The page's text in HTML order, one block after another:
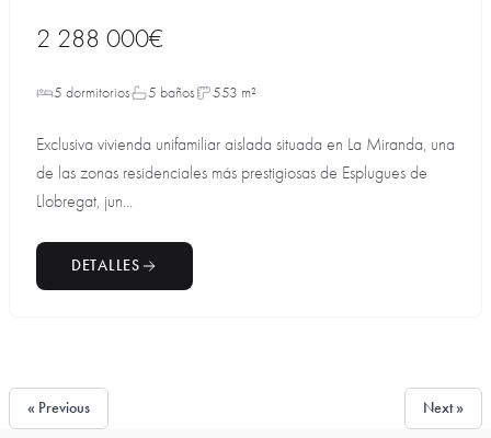
2 288 000€
5 dormitorios 5 baños 553 m²
Exclusiva vivienda unifamiliar aislada situada en La Miranda, una
de las zonas residenciales más prestigiosas de Esplugues de
Llobregat, jun...
DETALLES
« Previous Next »